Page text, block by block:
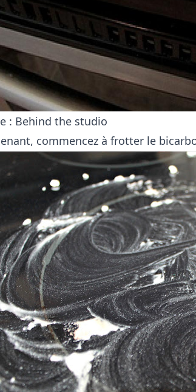
: Behind the studio
commencez à frotter le